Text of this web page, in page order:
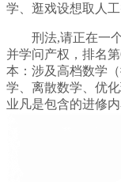
学、逛戏设想取人工
刑法,请正在一个
并学问产权，排名
本：涉及高档数学
学、离散数学、优
业凡是包含的进修内